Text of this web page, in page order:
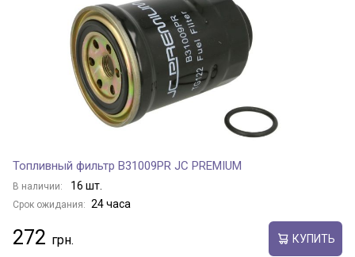
Топливный фильтр B31009PR JC PREMIUM
В наличии: 16 шт.
Срок ожидания: 24 часа
272 КУПИТЬ